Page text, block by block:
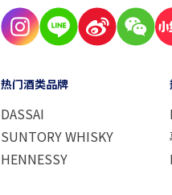
热门酒类品牌
DASSAI
SUNTORY WHISKY
HENNESSY